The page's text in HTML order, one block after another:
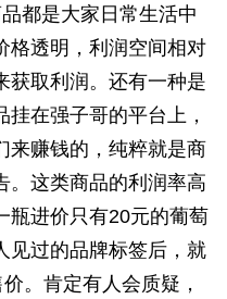
都是大家日常生活中
格透明，利润空间相对
获取利润。还有一种是
在强子哥的平台上，
来赚钱的，纯粹就是商
。这类商品的利润率高
瓶进价只有20元的葡萄
见过的品牌标签后，就
。肯定有人会质疑，